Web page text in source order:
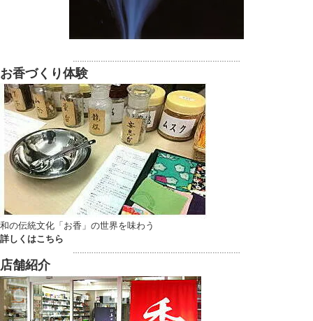
お香づくり体験
和の伝統文化「お香」の世界を味わう
詳しくはこちら
店舗紹介